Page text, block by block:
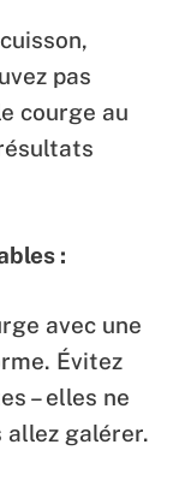
pas
courge au
:
avec une
Évitez
– elles ne
allez galérer.